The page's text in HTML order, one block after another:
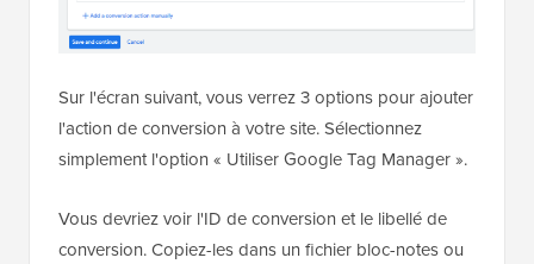
Sur l'écran suivant, vous verrez 3 options pour ajouter
l'action de conversion à votre site. Sélectionnez
simplement l'option « Utiliser Google Tag Manager ».
Vous devriez voir l'ID de conversion et le libellé de
conversion. Copiez-les dans un fichier bloc-notes ou